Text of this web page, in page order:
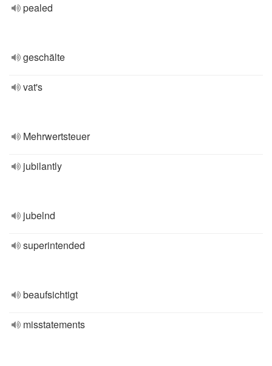
pealed
geschälte
vat's
Mehrwertsteuer
jubilantly
jubelnd
superintended
beaufsichtigt
misstatements